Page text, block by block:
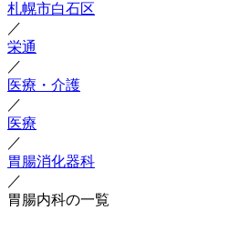
札幌市白石区
／
栄通
／
医療・介護
／
医療
／
胃腸消化器科
／
胃腸内科の一覧